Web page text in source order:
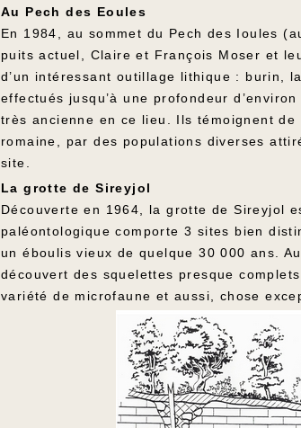
Au Pech des Eoules
En 1984, au sommet du Pech des Ioules
puits actuel, Claire et François Moser et
d’un intéressant outillage lithique : burin,
effectués jusqu’à une profondeur
très ancienne en ce lieu. Ils témoignent de
romaine, par des populations diverses
site.
La grotte de Sireyjol
Découverte en 1964, la grotte de Sireyjol
paléontologique comporte 3 sites bien
un éboulis vieux de quelque 30 000 ans.
découvert des squelettes presque
variété de microfaune et aussi, chose